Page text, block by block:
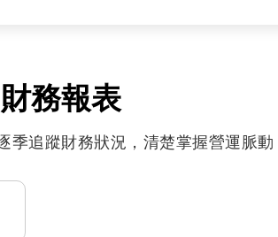
財務報表
季追蹤財務狀況，清楚掌握營運脈動